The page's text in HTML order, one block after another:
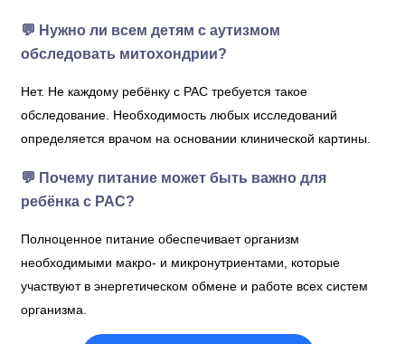
💬 Нужно ли всем детям с аутизмом
обследовать митохондрии?
Нет. Не каждому ребёнку с РАС требуется такое
обследование. Необходимость любых исследований
определяется врачом на основании клинической картины.
💬 Почему питание может быть важно для
ребёнка с РАС?
Полноценное питание обеспечивает организм
необходимыми макро- и микронутриентами, которые
участвуют в энергетическом обмене и работе всех систем
организма.